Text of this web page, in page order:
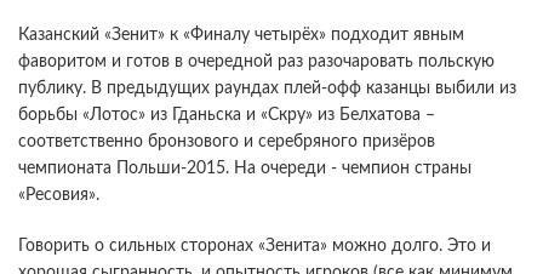
Казанский «Зенит» к «Финалу четырёх» подходит явным
фаворитом и готов в очередной раз разочаровать польскую
публику. В предыдущих раундах плей-офф казанцы выбили из
борьбы «Лотос» из Гданьска и «Скру» из Белхатова –
соответственно бронзового и серебряного призёров
чемпионата Польши-2015. На очереди - чемпион страны
«Ресовия».
Говорить о сильных сторонах «Зенита» можно долго. Это и